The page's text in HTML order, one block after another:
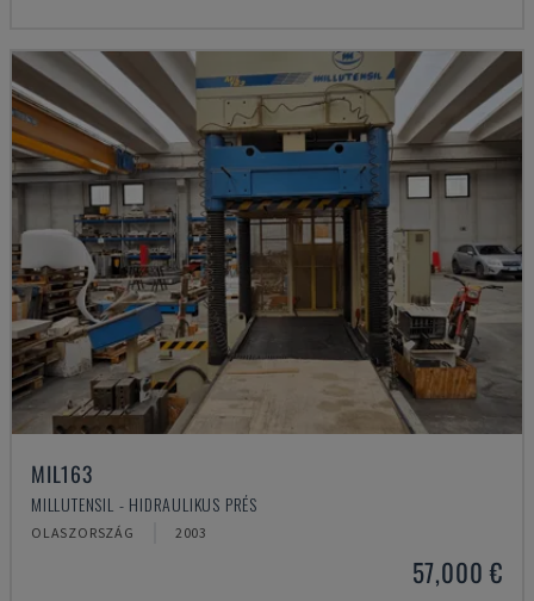
MIL163
MILLUTENSIL - HIDRAULIKUS PRÉS
OLASZORSZÁG 2003
57,000 €